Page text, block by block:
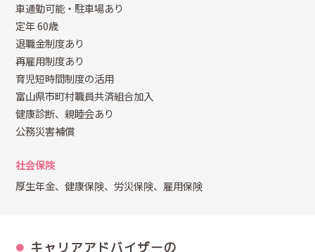
車通勤可能・駐車場あり
定年 60歳
退職金制度あり
再雇用制度あり
育児短時間制度の活用
富山県市町村職員共済組合加入
健康診断、親睦会あり
公務災害補償
社会保険
厚生年金、健康保険、労災保険、雇用保険
キャリアアドバイザーの